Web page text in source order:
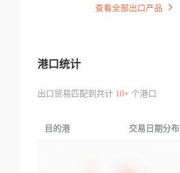
查看全部出口产品
港口统计
出口贸易匹配到共计 10+个港口
目的港 交易日期分布